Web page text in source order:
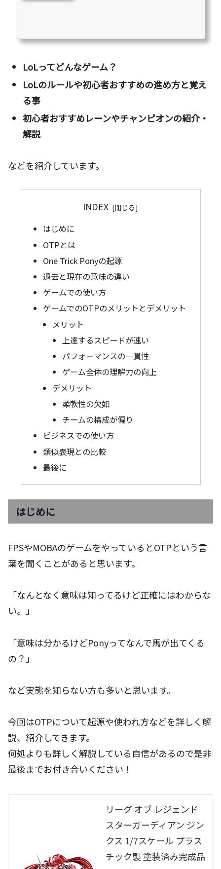
った...
LoLってどんなゲーム？
LoLのルールや初心者おすすめの進め方と覚え
る事
初心者おすすめレーンやチャンピオンの紹介・
解説
などを紹介しています。
INDEX
はじめに
OTPとは
One Trick Ponyの起源
過去と現在の意味の違い
ゲームでの使い方
ゲームでのOTPのメリットとデメリット
メリット
上達するスピードが速い
パフォーマンスの一貫性
ゲーム全体の理解力の向上
デメリット
柔軟性の欠如
チームの構成が偏り
ビジネスでの使い方
類似表現との比較
最後に
はじめに
FPSやMOBAのゲームをやっているとOTPという言
葉を聞くことがあると思います。
「なんとなく意味は知ってるけど正確にはわからな
い。」
「意味は分かるけどPonyってなんで馬が出てくる
の？」
など実態を知らない方も多いと思います。
今回はOTPについて起源や使われ方などを詳しく解
説、紹介してきます。
何処よりも詳しく解説している自信があるので是非
最後までお付き合いください！
リーグ オブ レジェンド
スターガーディアン ジン
クス 1/7スケール プラス
チック製 塗装済み完成品